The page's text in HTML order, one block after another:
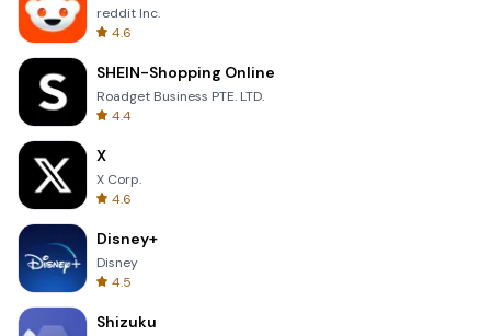
reddit Inc.
4.6
SHEIN-Shopping Online
Roadget Business PTE. LTD.
4.4
X
X Corp.
4.6
Disney+
Disney
4.5
Shizuku